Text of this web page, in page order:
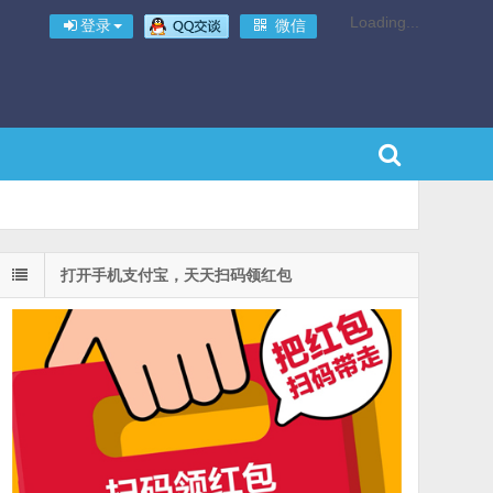
登录 微信 Loading...
打开手机支付宝，天天扫码领红包